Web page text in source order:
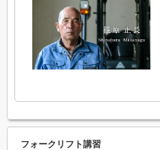
フォークリフト講習